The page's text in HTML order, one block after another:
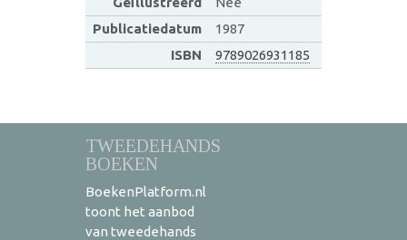
Publicatiedatum
1987
ISBN
9789026931185
TWEEDEHANDS
BOEKEN
BoekenPlatform.nl
toont het aanbod
van tweedehands